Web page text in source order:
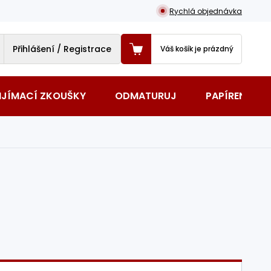
Rychlá objednávka
Přihlášení / Registrace Váš košík je prázdný
ZKOUŠKY ODMATURUJ PAPÍRENSKÉ